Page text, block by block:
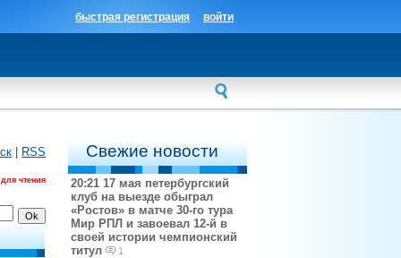
войти
быстрая регистрация
Свежие новости
20:21 17 мая петербургский
клуб на выезде обыграл
«Ростов» в матче 30-го тура
Мир РПЛ и завоевал 12-й в
своей истории чемпионский
титул
1
RSS
чтения